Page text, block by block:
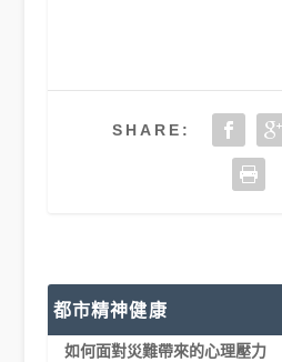
SHARE:
都市精神健康
如何面對災難帶來的心理壓力